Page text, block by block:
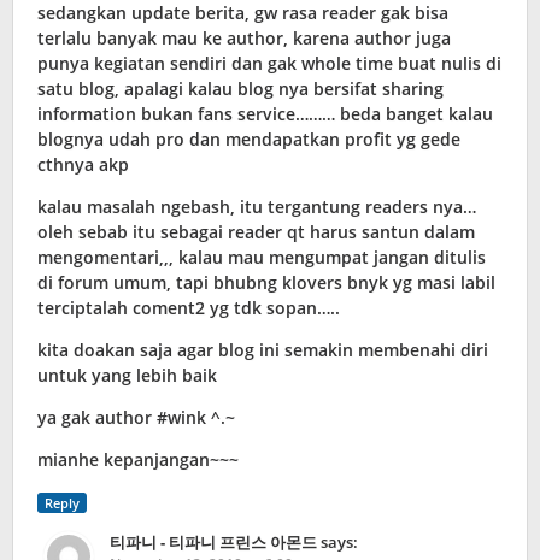
sedangkan update berita, gw rasa reader gak bisa
terlalu banyak mau ke author, karena author juga
punya kegiatan sendiri dan gak whole time buat nulis di
satu blog, apalagi kalau blog nya bersifat sharing
information bukan fans service……… beda banget kalau
blognya udah pro dan mendapatkan profit yg gede
cthnya akp
kalau masalah ngebash, itu tergantung readers nya…
oleh sebab itu sebagai reader qt harus santun dalam
mengomentari,,, kalau mau mengumpat jangan ditulis
di forum umum, tapi bhubng klovers bnyk yg masi labil
terciptalah coment2 yg tdk sopan…..
kita doakan saja agar blog ini semakin membenahi diri
untuk yang lebih baik
ya gak author #wink ^.~
mianhe kepanjangan~~~
Reply
티파니 - 티파니 프린스 아몬드says: